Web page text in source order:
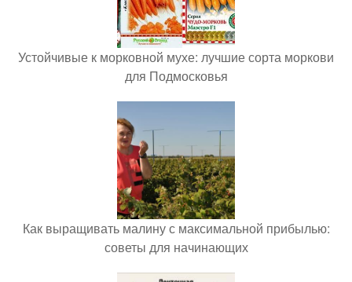
Устойчивые к морковной мухе: лучшие сорта моркови
для Подмосковья
Как выращивать малину с максимальной прибылью:
советы для начинающих